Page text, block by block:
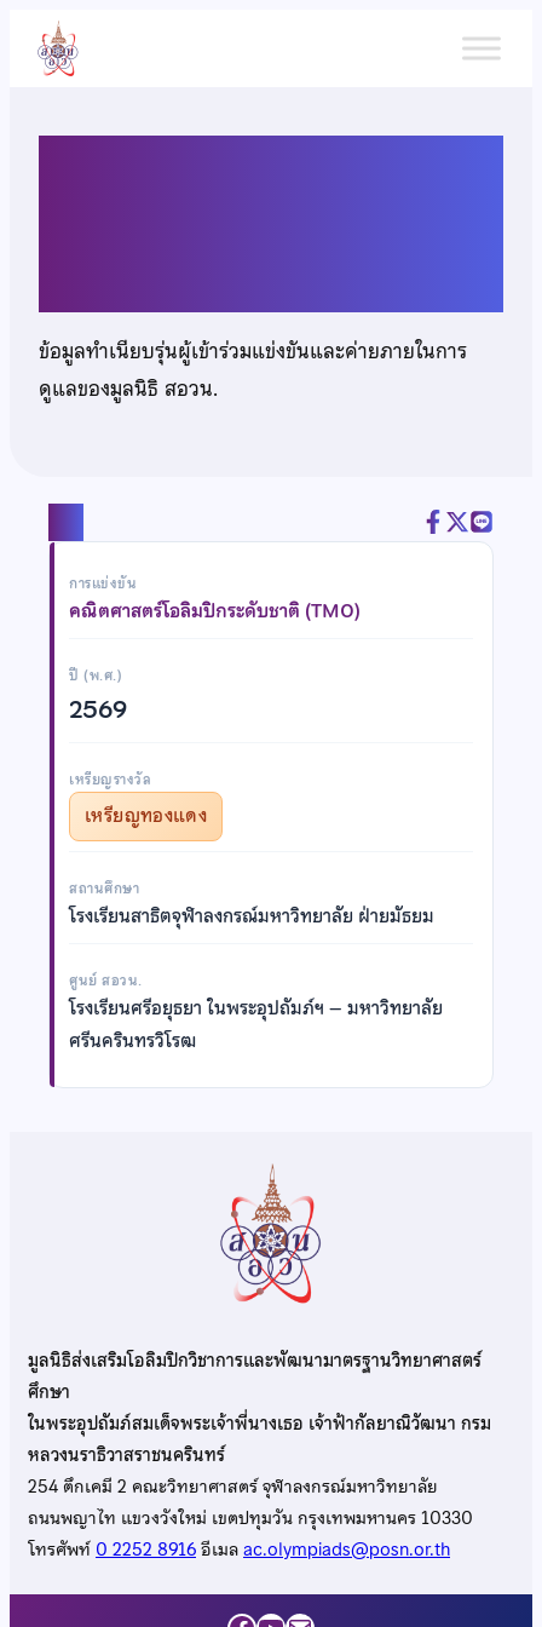
เนื้อหา
ข้อมูลทำเนียบรุ่นผู้เข้าร่วมแข่งขันและค่ายภายในการ
ดูแลของมูลนิธิ สอวน.
การแข่งขัน
คณิตศาสตร์โอลิมปิกระดับชาติ (TMO)
ปี (พ.ศ.)
2569
เหรียญรางวัล
เหรียญทองแดง
สถานศึกษา
โรงเรียนสาธิตจุฬาลงกรณ์มหาวิทยาลัย ฝ่ายมัธยม
ศูนย์ สอวน.
โรงเรียนศรีอยุธยา ในพระอุปถัมภ์ฯ – มหาวิทยาลัย
ศรีนครินทรวิโรฒ
มูลนิธิส่งเสริมโอลิมปิกวิชาการและพัฒนามาตรฐานวิทยาศาสตร์
ศึกษา
ในพระอุปถัมภ์สมเด็จพระเจ้าพี่นางเธอ เจ้าฟ้ากัลยาณิวัฒนา กรม
หลวงนราธิวาสราชนครินทร์
254 ตึกเคมี 2 คณะวิทยาศาสตร์ จุฬาลงกรณ์มหาวิทยาลัย
ถนนพญาไท แขวงวังใหม่ เขตปทุมวัน กรุงเทพมหานคร 10330
โทรศัพท์0 2252 8916อีเมลac.olympiads@posn.or.th